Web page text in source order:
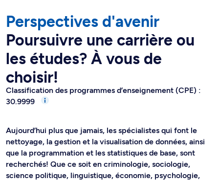
Perspectives d'avenir
Poursuivre une carrière ou
les études? À vous de
choisir!
Classification des programmes d’enseignement (CPE) :
30.9999
Aujourd’hui plus que jamais, les spécialistes qui font le
nettoyage, la gestion et la visualisation de données, ainsi
que la programmation et les statistiques de base, sont
recherchés! Que ce soit en criminologie, sociologie,
science politique, linguistique, économie, psychologie,